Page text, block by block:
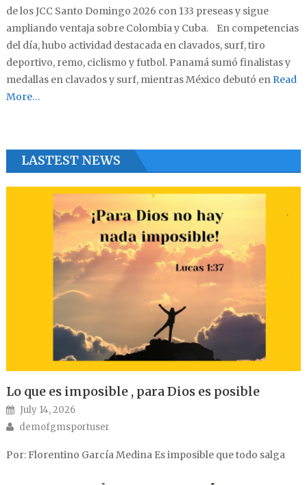
de los JCC Santo Domingo 2026 con 133 preseas y sigue
ampliando ventaja sobre Colombia y Cuba. En competencias
del día, hubo actividad destacada en clavados, surf, tiro
deportivo, remo, ciclismo y futbol. Panamá sumó finalistas y
medallas en clavados y surf, mientras México debutó enRead
More…
LASTEST NEWS
Lo que es imposible , para Dios es posible
Posted on
July 14, 2026
Author
demofgmsportuser
Por: Florentino García Medina Es imposible que todo salga